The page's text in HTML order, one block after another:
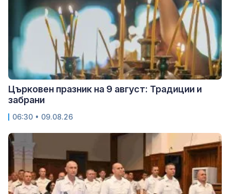
Църковен празник на 9 август: Традиции и
забрани
06:30 • 09.08.26